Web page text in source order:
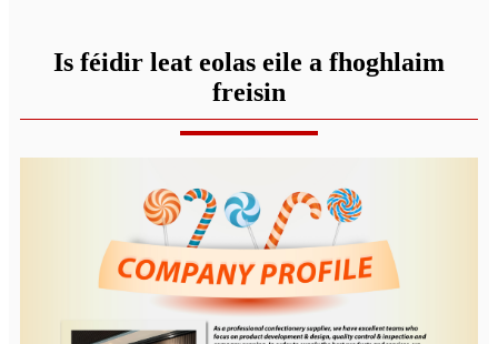
Is féidir leat eolas eile a fhoghlaim
freisin